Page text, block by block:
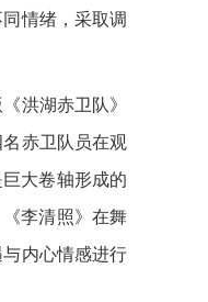
情绪，采取调
洪湖赤卫队》
赤卫队员在观
大卷轴形成的
李清照》在舞
内心情感进行